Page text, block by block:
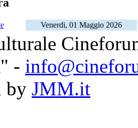
Venerdi, 01 Maggio 2026
-
by JMM.it